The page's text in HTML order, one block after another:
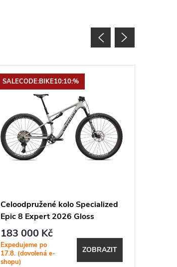
SALECODE:BIKE10:10:%
Celoodpružené kolo Specialized
Epic 8 Expert 2026 Gloss
Dolomite Metallic / Obsidian
183 000 Kč
Expedujeme po
17.8. (dovolená e-
shopu)
ZOBRAZIT